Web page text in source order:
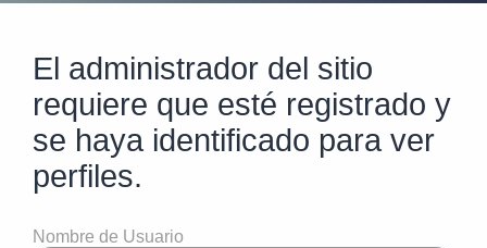
El administrador del sitio
requiere que esté registrado y
se haya identificado para ver
perfiles.
Nombre de Usuario